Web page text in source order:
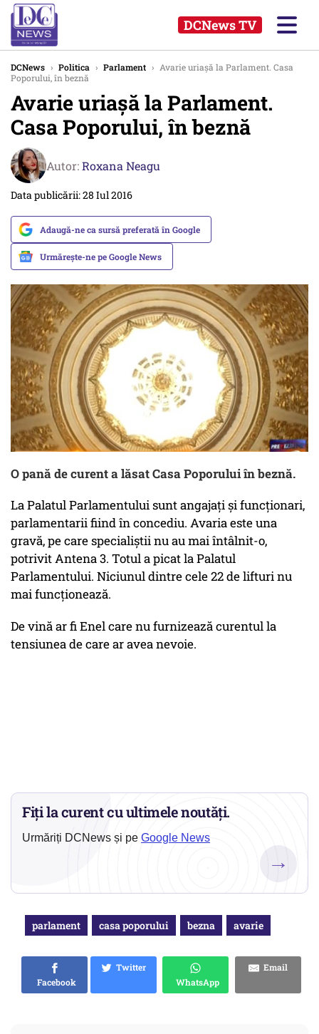
DCNews TV
DCNews › Politica › Parlament › Avarie uriașă la Parlament. Casa
Poporului, în beznă
Avarie uriașă la Parlament.
Casa Poporului, în beznă
Autor:Roxana Neagu
Data publicării: 28 Iul 2016
Adaugă-ne ca sursă preferată în Google
Urmărește-ne pe Google News
O pană de curent a lăsat Casa Poporului în beznă.
La Palatul Parlamentului sunt angajați și funcționari,
parlamentarii fiind în concediu. Avaria este una
gravă, pe care specialiștii nu au mai întâlnit-o,
potrivit Antena 3. Totul a picat la Palatul
Parlamentului. Niciunul dintre cele 22 de lifturi nu
mai funcționează.
De vină ar fi Enel care nu furnizează curentul la
tensiunea de care ar avea nevoie.
Fiți la curent cu ultimele noutăți.
Urmăriți DCNews și pe Google News
→
parlament casa poporului bezna avarie
Facebook
Twitter
WhatsApp
Email